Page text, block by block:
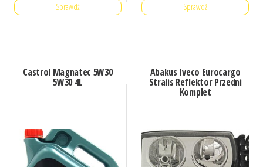
Sprawdź Sprawdź
Castrol Magnatec 5W30
5W30 4L
Abakus Iveco Eurocargo
Stralis Reflektor Przedni
Komplet